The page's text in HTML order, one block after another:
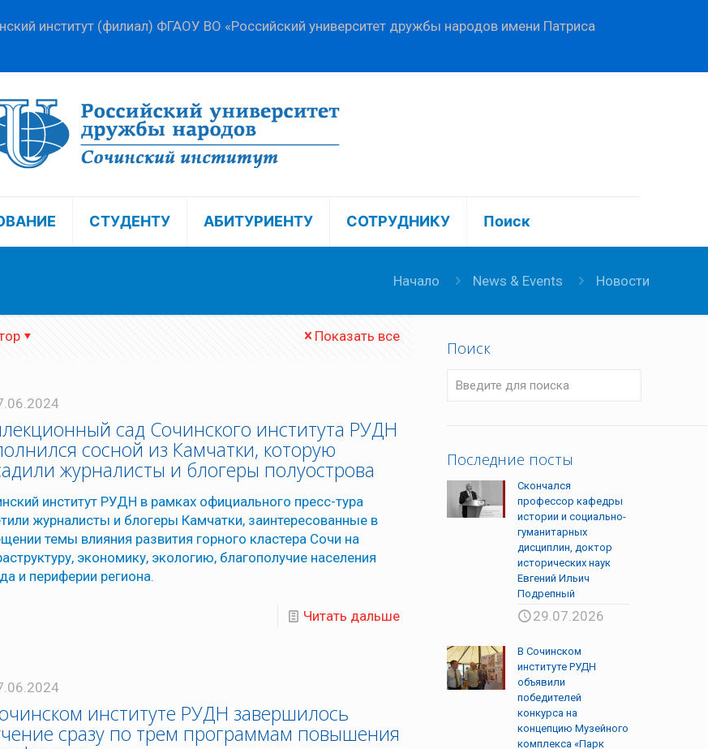
институт (филиал) ФГАОУ ВО «Российский университет дружбы народов имени Патриса
СТУДЕНТУ АБИТУРИЕНТУ СОТРУДНИКУ Поиск
Начало News & Events Новости
Показать все
сад Сочинского института РУДН
сосной из Камчатки, которую
журналисты и блогеры полуострова
институт РУДН в рамках официального пресс-тура
журналисты и блогеры Камчатки, заинтересованные в
темы влияния развития горного кластера Сочи на
экономику, экологию, благополучие населения
и периферии региона.
Читать дальше
институте РУДН завершилось
сразу по трем программам повышения
Поиск
Последние посты
Скончался
профессор кафедры
истории и социально-
гуманитарных
дисциплин, доктор
исторических наук
Евгений Ильич
Подрепный
29.07.2026
В Сочинском
институте РУДН
объявили
победителей
конкурса на
концепцию Музейного
комплекса «Парк